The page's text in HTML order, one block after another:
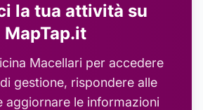
la tua attività su
MapTap.it
Macellari per accedere
gestione, rispondere alle
aggiornare le informazioni